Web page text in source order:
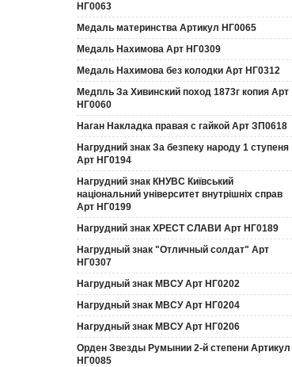
НГ0063
Медаль материнства Артикул НГ0065
Медаль Нахимова Арт НГ0309
Медаль Нахимова без колодки Арт НГ0312
Медпль За Хивинский поход 1873г копия Арт
НГ0060
Наган Накладка правая с гайкой Арт ЗП0618
Нагрудний знак За безпеку народу 1 ступеня
Арт НГ0194
Нагрудний знак КНУВС Київський
національний університет внутрішніх справ
Арт НГ0199
Нагрудний знак ХРЕСТ СЛАВИ Арт НГ0189
Нагрудный знак "Отличный солдат" Арт
НГ0307
Нагрудный знак МВСУ Арт НГ0202
Нагрудный знак МВСУ Арт НГ0204
Нагрудный знак МВСУ Арт НГ0206
Орден Звезды Румынии 2-й степени Артикул
НГ0085